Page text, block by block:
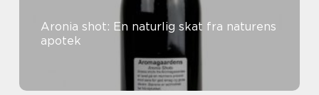
Aronia shot: En naturlig skat fra naturens
apotek